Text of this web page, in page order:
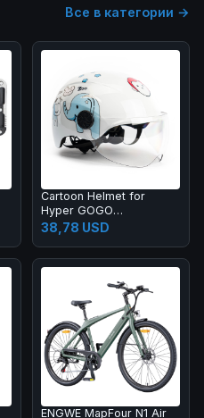
Все в категории →
Cartoon Helmet for
Hyper GOGO
Pioneer/Challenger/Cruiser
Series Children Electric
38,78 USD
ENGWE MapFour N1 Air